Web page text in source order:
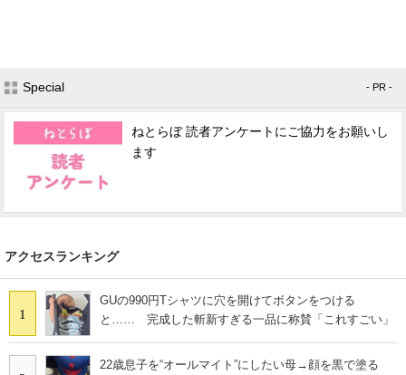
Special - PR -
ねとらぼ 読者アンケートにご協力をお願いし
ます
アクセスランキング
1
GUの990円Tシャツに穴を開けてボタンをつける
と…… 完成した斬新すぎる一品に称賛「これすごい」
22歳息子を“オールマイト”にしたい母→顔を黒で塗る